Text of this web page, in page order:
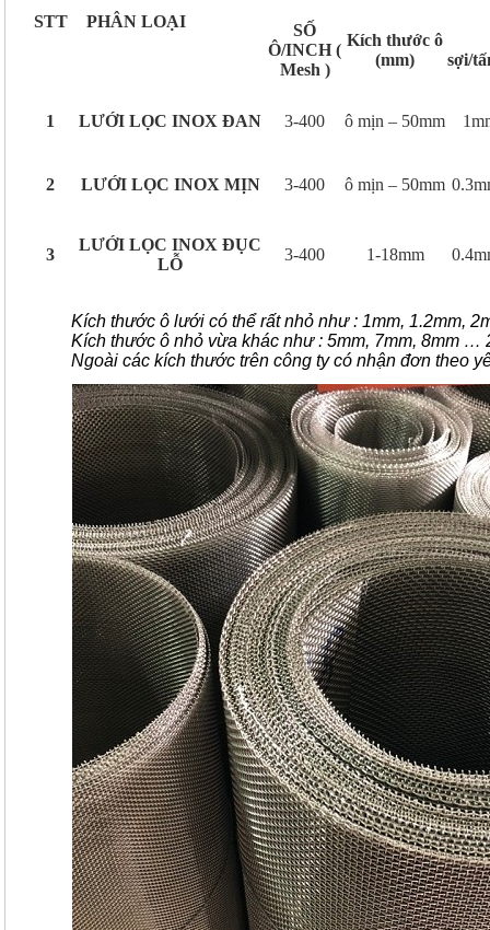
STT PHÂN LOẠI
SỐ
Ô/INCH (
Mesh )
Kích thước ô
(mm)
sợi/
1 LƯỚI LỌC INOX ĐAN 3-400 ô mịn – 50mm
2 LƯỚI LỌC INOX MỊN 3-400 ô mịn – 50mm
3
LƯỚI LỌC INOX ĐỤC
LỖ
3-400 1-18mm
Kích thước ô lưới có thể rất nhỏ như : 1mm, 1.2mm,
Kích thước ô nhỏ vừa khác như : 5mm, 7mm, 8mm
Ngoài các kích thước trên công ty có nhận đơn theo